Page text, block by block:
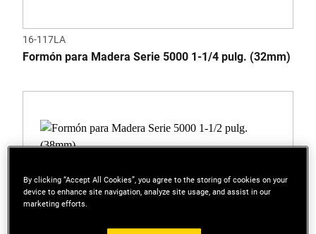
16-117LA
Formón para Madera Serie 5000 1-1/4 pulg. (32mm)
By clicking “Accept All Cookies”, you agree to the storing of cookies on your
device to enhance site navigation, analyze site usage, and assist in our
marketing efforts.